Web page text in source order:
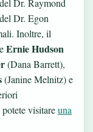
Dr. Raymond
Dr. Egon
Inoltre, il
Ernie Hudson
(Dana Barrett),
(Janine Melnitz) e
visitareuna